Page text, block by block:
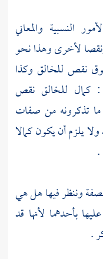
النسبية والمعاني
لأخرى وهذا نحو
نقص للخالق وكذا
: كمال للخالق نقص
تذكرونه من صفات
ولا يلزم أن يكون كمالا
.
وننظر فيها هل هي
بأحدهما لأنها قد
.